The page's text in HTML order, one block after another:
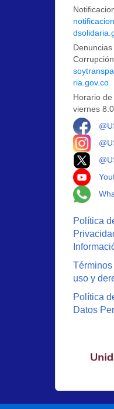
ria.gov.co
Horario
viernes
Política
uso y
Política
Datos